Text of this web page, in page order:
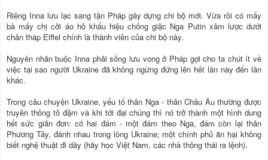
Riêng Inna lưu lạc sang tận Pháp gầy dựng chi bộ mới. Vừa rồi có mấy
bà mấy chị cởi áo hô khẩu hiệu chống giặc Nga Putin xâm lược dưới
chân tháp Eiffel chính là thành viên của chi bộ này.
Nguyên nhân buộc Inna phải sống lưu vong ở Pháp gợi cho ta chút ít về
việc tại sao người Ukraine đã không ngừng đứng lên hết lần này đến lần
khác.
Trong câu chuyện Ukraine, yếu tố thân Nga - thân Châu Âu thường được
truyền thông tô đậm và khi tới đại chúng thì nó trở thành một hình dung
hết sức giản đơn: có hai đám - một đám theo Nga, đám còn lại thân
Phương Tây, đánh nhau trong lòng Ukraine; một chính phủ ăn hại không
biết nghệ thuật đi dây (hãy học Việt Nam, các nhà thông thái ra lệnh).